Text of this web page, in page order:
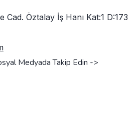
Cad. Öztalay İş Hanı Kat:1 D:173
Medyada Takip Edin ->